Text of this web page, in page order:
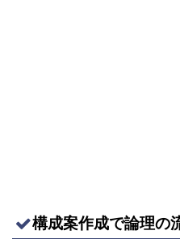
構成案作成で論理の